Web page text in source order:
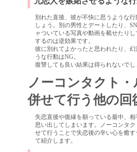
別れた直後、彼が不快に思うような行
しょう。別の男性とデートしたり、
ャついている写真や動画を載せたりし
するのは逆効果です。
彼に別れてよかったと思われたり、幻
うな行動はNG。
復讐しても良い結果は得られないでし
ノーコンタクト・
併せて行う他の回
失恋直後や復縁を願っている最中、
思い出してしまいます。ノーコンタ
せて行うことで失恋後の辛い心を癒
て紹介します。